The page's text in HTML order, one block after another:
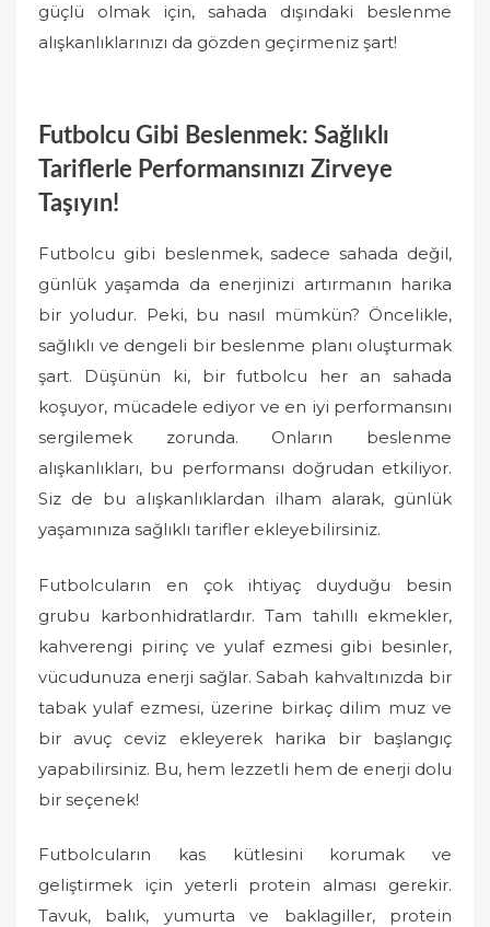
güçlü olmak için, sahada dışındaki beslenme
alışkanlıklarınızı da gözden geçirmeniz şart!
Futbolcu Gibi Beslenmek: Sağlıklı
Tariflerle Performansınızı Zirveye
Taşıyın!
Futbolcu gibi beslenmek, sadece sahada değil,
günlük yaşamda da enerjinizi artırmanın harika
bir yoludur. Peki, bu nasıl mümkün? Öncelikle,
sağlıklı ve dengeli bir beslenme planı oluşturmak
şart. Düşünün ki, bir futbolcu her an sahada
koşuyor, mücadele ediyor ve en iyi performansını
sergilemek zorunda. Onların beslenme
alışkanlıkları, bu performansı doğrudan etkiliyor.
Siz de bu alışkanlıklardan ilham alarak, günlük
yaşamınıza sağlıklı tarifler ekleyebilirsiniz.
Futbolcuların en çok ihtiyaç duyduğu besin
grubu karbonhidratlardır. Tam tahıllı ekmekler,
kahverengi pirinç ve yulaf ezmesi gibi besinler,
vücudunuza enerji sağlar. Sabah kahvaltınızda bir
tabak yulaf ezmesi, üzerine birkaç dilim muz ve
bir avuç ceviz ekleyerek harika bir başlangıç
yapabilirsiniz. Bu, hem lezzetli hem de enerji dolu
bir seçenek!
Futbolcuların kas kütlesini korumak ve
geliştirmek için yeterli protein alması gerekir.
Tavuk, balık, yumurta ve baklagiller, protein